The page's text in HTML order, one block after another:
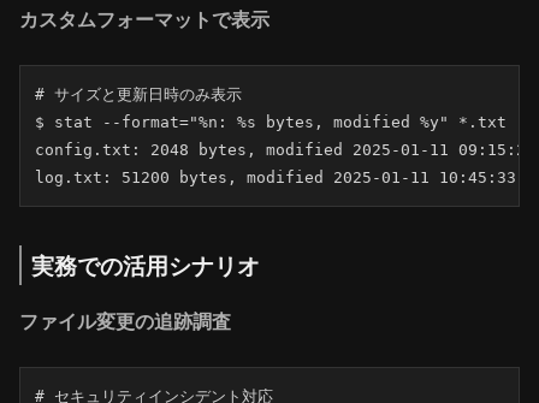
カスタムフォーマットで表示
# サイズと更新日時のみ表示
$ stat --format="%n: %s bytes, modified %y" *.txt
config.txt: 2048 bytes, modified 2025-01-11
log.txt: 51200 bytes, modified 2025-01-11
実務での活用シナリオ
ファイル変更の追跡調査
# セキュリティインシデント対応